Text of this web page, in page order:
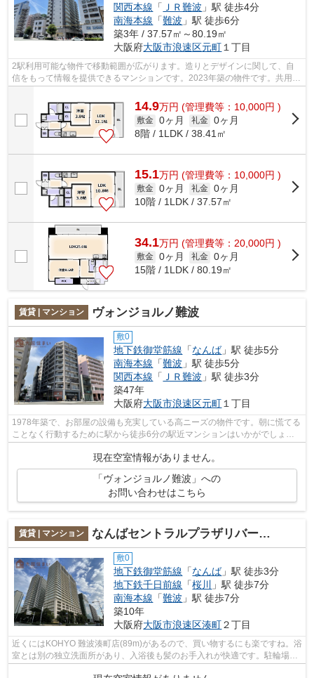
関西本線 「 ＪＲ難波 」駅 徒歩4分
南海本線 「難波 」駅 徒歩6分
築3年 / 37.57㎡～80.19㎡
大阪府大阪市浪速区元町 １丁目
2駅利用可能な物件で移動範囲が広がります。造りとデザインに関して、自
信をもって情報を提供できるマンションです。2023年築の物件です。共用部
には敷地内ごみ置き場・エレベータなど...
14.9万円 (管理費等：10,000円 )
敷金 0ヶ月 礼金 0ヶ月
8階 / 1LDK / 38.41㎡
15.1万円 (管理費等：10,000円 )
敷金 0ヶ月 礼金 0ヶ月
10階 / 1LDK / 37.57㎡
34.1万円 (管理費等：20,000円 )
敷金 0ヶ月 礼金 0ヶ月
15階 / 1LDK / 80.19㎡
賃貸 | マンション ヴォンジョルノ難波
敷0
地下鉄御堂筋線 「なんば」駅 徒歩5分
南海本線 「難波 」駅 徒歩5分
関西本線 「 ＪＲ難波 」駅 徒歩3分
築47年
大阪府大阪市浪速区元町１丁目
1978年築で、お部屋の設備も充実している高ニーズの物件です。朝に慌てる
ことなく行動するために駅から徒歩6分の駅近マンションはいかがでしょう
現在空室情報がありません。
「ヴォンジョルノ難波」への
お問い合わせはこちら
賃貸 | マンション なんばセントラルプラザリバーガーデンC棟
敷0
地下鉄御堂筋線 「なんば」駅 徒歩3分
地下鉄千日前線 「桜川
」駅 徒歩7分
南海本線 「難波 」駅 徒歩7分
築10年
大阪府大阪市浪速区湊町２丁目
近くにはKOHYO 難波湊町店(89m)があるので、買い物するにも楽ですね。浴
室とは別の独立洗面所があり、入浴後も髪のお手入れが快適です。駐輪場の